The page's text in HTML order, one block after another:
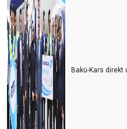
Bakü-Kars direkt